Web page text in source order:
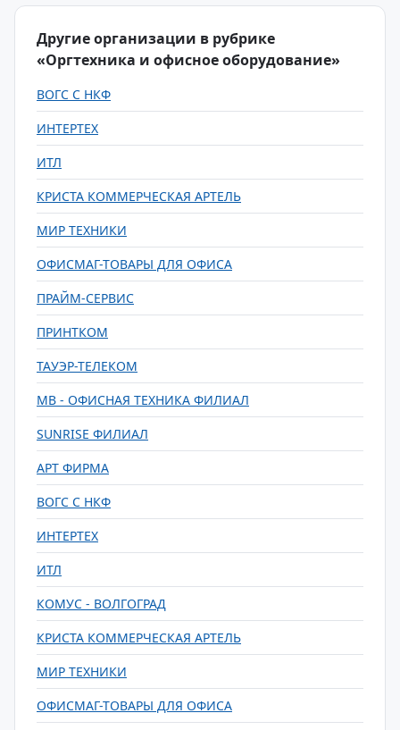
Другие организации в рубрике
«Оргтехника и офисное оборудование»
ВОГС С НКФ
ИНТЕРТЕХ
ИТЛ
КРИСТА КОММЕРЧЕСКАЯ АРТЕЛЬ
МИР ТЕХНИКИ
ОФИСМАГ-ТОВАРЫ ДЛЯ ОФИСА
ПРАЙМ-СЕРВИС
ПРИНТКОМ
ТАУЭР-ТЕЛЕКОМ
MB - ОФИСНАЯ ТЕХНИКА ФИЛИАЛ
SUNRISE ФИЛИАЛ
АРТ ФИРМА
ВОГС С НКФ
ИНТЕРТЕХ
ИТЛ
КОМУС - ВОЛГОГРАД
КРИСТА КОММЕРЧЕСКАЯ АРТЕЛЬ
МИР ТЕХНИКИ
ОФИСМАГ-ТОВАРЫ ДЛЯ ОФИСА